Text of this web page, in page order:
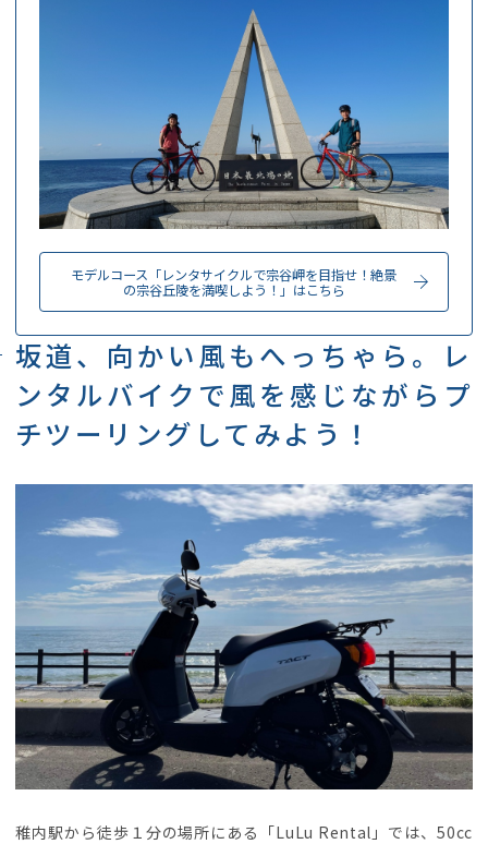
モデルコース「レンタサイクルで宗谷岬を目指せ！絶景
の宗谷丘陵を満喫しよう！」はこちら
坂道、向かい風もへっちゃら。レ
ンタルバイクで風を感じながらプ
チツーリングしてみよう！
稚内駅から徒歩１分の場所にある「LuLu Rental」では、50cc